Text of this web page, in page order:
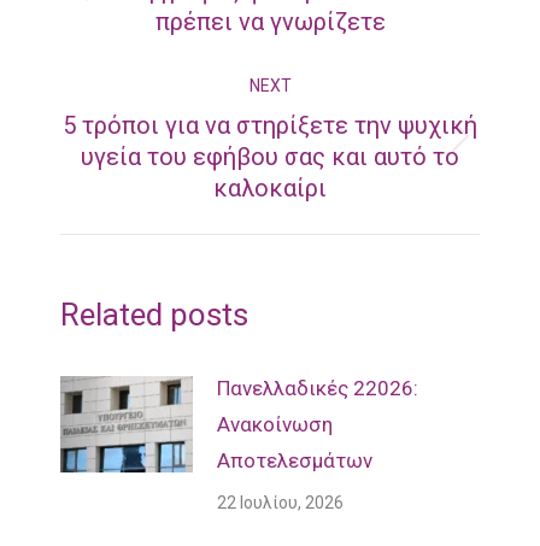
post:
πρέπει να γνωρίζετε
NEXT
Next
post:
5 τρόποι για να στηρίξετε την ψυχική
υγεία του εφήβου σας και αυτό το
καλοκαίρι
Related posts
Πανελλαδικές 22026:
Ανακοίνωση
Αποτελεσμάτων
22 Ιουλίου, 2026